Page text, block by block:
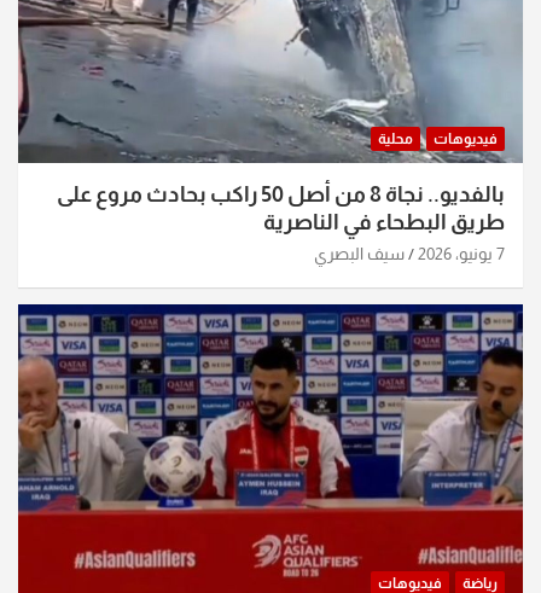
فيديوهات محلية
بالفديو.. نجاة 8 من أصل 50 راكب بحادث مروع على
طريق البطحاء في الناصرية
7 يونيو، 2026 سيف البصري
رياضة فيديوهات